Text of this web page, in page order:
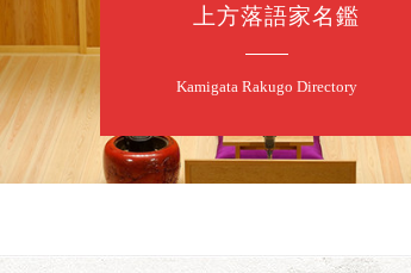
上方落語家名鑑
Kamigata Rakugo Directory